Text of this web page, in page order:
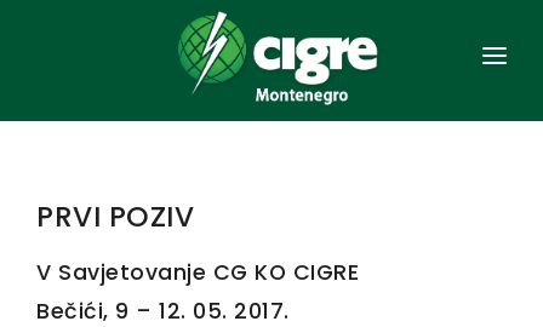
NASLOVNA
ČLANSTVO
PRVI POZIV
V Savjetovanje CG KO CIGRE
Bečići, 9 – 12. 05. 2017.